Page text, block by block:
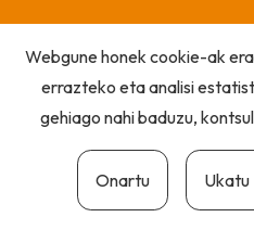
Webgune honek cookie-ak
errazteko eta analisi
gehiago nahi baduzu,
Onartu Ukatu